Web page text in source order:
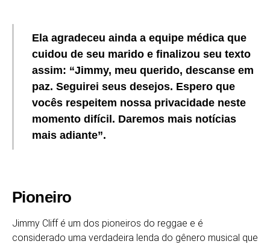
Ela agradeceu ainda a equipe médica que
cuidou de seu marido e finalizou seu texto
assim: “Jimmy, meu querido, descanse em
paz. Seguirei seus desejos. Espero que
vocês respeitem nossa privacidade neste
momento difícil. Daremos mais notícias
mais adiante”.
Pioneiro
Jimmy Cliff é um dos pioneiros do reggae e é
considerado uma verdadeira lenda do gênero musical que